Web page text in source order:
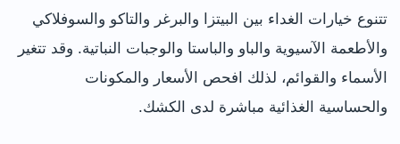
تتنوع خيارات الغداء بين البيتزا والبرغر والتاكو والسوفلاكي
والأطعمة الآسيوية والباو والباستا والوجبات النباتية. وقد تتغير
الأسماء والقوائم، لذلك افحص الأسعار والمكونات
والحساسية الغذائية مباشرة لدى الكشك.